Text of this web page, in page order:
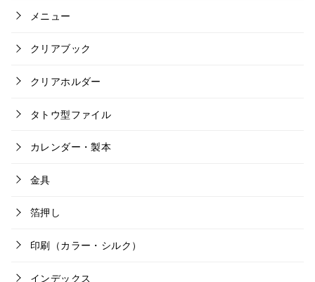
メニュー
クリアブック
クリアホルダー
タトウ型ファイル
カレンダー・製本
金具
箔押し
印刷（カラー・シルク）
インデックス